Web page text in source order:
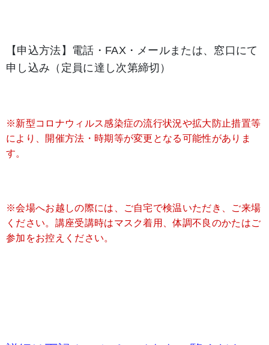
【申込方法】電話・FAX・メールまたは、窓口にて
申し込み（定員に達し次第締切）
※新型コロナウィルス感染症の流行状況や拡大防止措置等
により、
開催方法・時期等が変更となる可能性がありま
す。
※会場へお越しの際には、ご自宅で検温いただき、ご来場
ください。 講座受講時はマスク着用、体調不良のかたはご
参加をお控えください。